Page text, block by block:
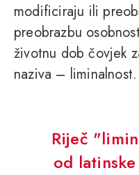
modificiraju ili
preobrazbu
životnu dob čovjek
naziva – liminalnost.
Riječ
od